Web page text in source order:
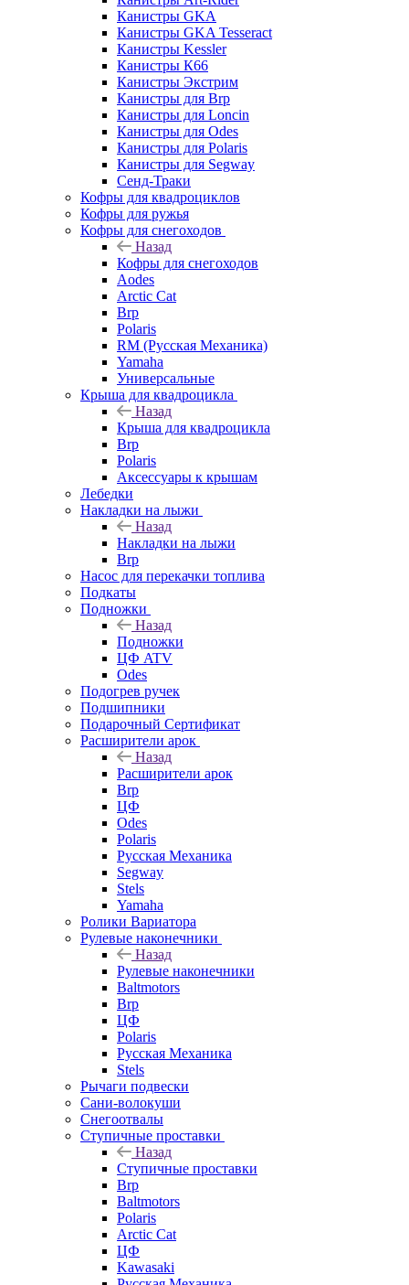
Канистры GKA
Канистры GKA Tesseract
Канистры Kessler
Канистры К66
Канистры Экстрим
Канистры для Brp
Канистры для Loncin
Канистры для Odes
Канистры для Polaris
Канистры для Segway
Сенд-Траки
Кофры для квадроциклов
Кофры для ружья
Кофры для снегоходов
Назад
Кофры для снегоходов
Aodes
Arctic Cat
Brp
Polaris
RM (Русская Механика)
Yamaha
Универсальные
Крыша для квадроцикла
Назад
Крыша для квадроцикла
Brp
Polaris
Аксессуары к крышам
Лебедки
Накладки на лыжи
Назад
Накладки на лыжи
Brp
Насос для перекачки топлива
Подкаты
Подножки
Назад
Подножки
ЦФ ATV
Odes
Подогрев ручек
Подшипники
Подарочный Сертификат
Расширители арок
Назад
Расширители арок
Brp
ЦФ
Odes
Polaris
Русская Механика
Segway
Stels
Yamaha
Ролики Вариатора
Рулевые наконечники
Назад
Рулевые наконечники
Baltmotors
Brp
ЦФ
Polaris
Русская Механика
Stels
Рычаги подвески
Сани-волокуши
Снегоотвалы
Ступичные проставки
Назад
Ступичные проставки
Brp
Baltmotors
Polaris
Arctic Cat
ЦФ
Kawasaki